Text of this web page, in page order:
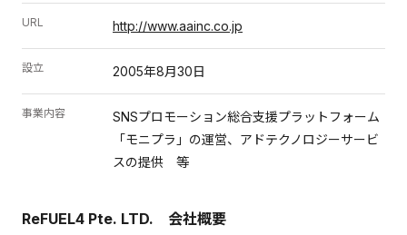
URL http://www.aainc.co.jp
設立 2005年8月30日
事業内容
SNSプロモーション総合支援プラットフォーム
「モニプラ」の運営、アドテクノロジーサービ
スの提供 等
ReFUEL4 Pte. LTD. 会社概要